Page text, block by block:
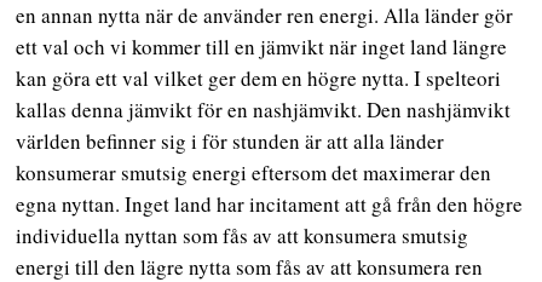
en annan nytta när de använder ren energi. Alla länder gör
ett val och vi kommer till en jämvikt när inget land längre
kan göra ett val vilket ger dem en högre nytta. I spelteori
kallas denna jämvikt för en nashjämvikt. Den nashjämvikt
världen befinner sig i för stunden är att alla länder
konsumerar smutsig energi eftersom det maximerar den
egna nyttan. Inget land har incitament att gå från den högre
individuella nyttan som fås av att konsumera smutsig
energi till den lägre nytta som fås av att konsumera ren